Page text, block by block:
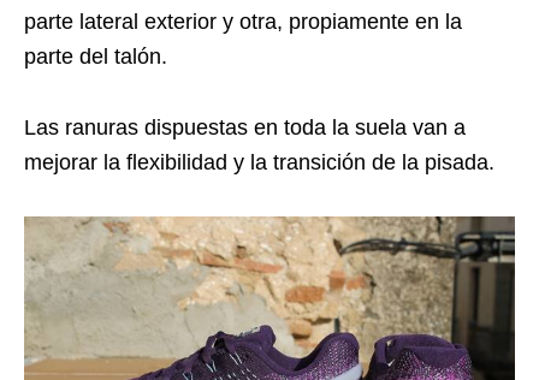
parte lateral exterior y otra, propiamente en la
parte del talón.
Las ranuras dispuestas en toda la suela van a
mejorar la flexibilidad y la transición de la pisada.